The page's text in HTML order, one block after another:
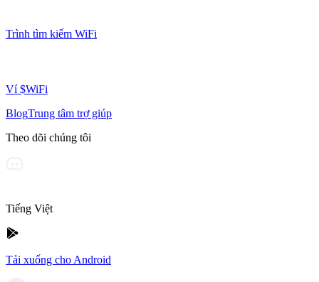
Trình tìm kiếm WiFi
Ví $WiFi
BlogTrung tâm trợ giúp
Theo dõi chúng tôi
Tiếng Việt
Tải xuống cho Android